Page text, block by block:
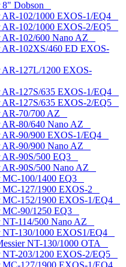
8" Dobson
AR-102/1000 EXOS-1/EQ4
AR-102/1000 EXOS-2/EQ5
AR-102/600 Nano AZ
AR-102XS/460 ED EXOS-
AR-127L/1200 EXOS-
AR-127S/635 EXOS-1/EQ4
AR-127S/635 EXOS-2/EQ5
AR-70/700 AZ
AR-80/640 Nano AZ
AR-90/900 EXOS-1/EQ4
AR-90/900 Nano AZ
AR-90S/500 EQ3
AR-90S/500 Nano AZ
MC-100/1400 EQ3
MC-127/1900 EXOS-2
MC-152/1900 EXOS-1/EQ4
MC-90/1250 EQ3
NT-114/500 Nano AZ
NT-130/1000 EXOS1/EQ4
NT-130/1000 OTA
NT-203/1200 EXOS-2/EQ5
МС-127/1900 EXOS-1/EQ4